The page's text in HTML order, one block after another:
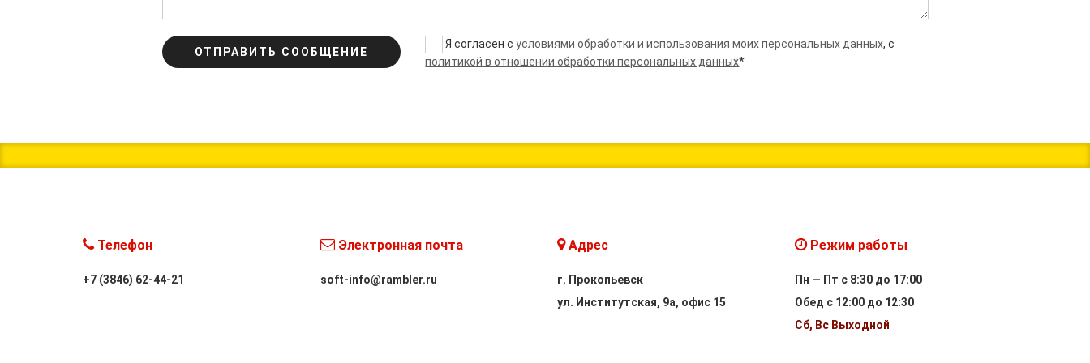
ОТПРАВИТЬ СООБЩЕНИЕ
Я согласен сусловиями обработки и использования моих персональных данных, с
политикой в отношении обработки персональных данных*
Телефон
+7 (3846) 62-44-21
Электронная почта
soft-info@rambler.ru
Адрес
г. Прокопьевск
ул. Институтская, 9а, офис 15
Режим работы
Пн — Пт с 8:30 до 17:00
Обед с 12:00 до 12:30
Сб, Вс Выходной